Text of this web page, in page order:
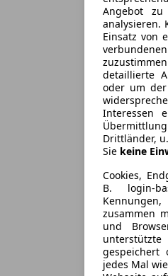
Angebot
analysieren.
Einsatz von
detaillierte
oder um der
Interessen
Drittländer,
Sie keine
Cookies,
B. login-
zusammen
und
jedes Mal